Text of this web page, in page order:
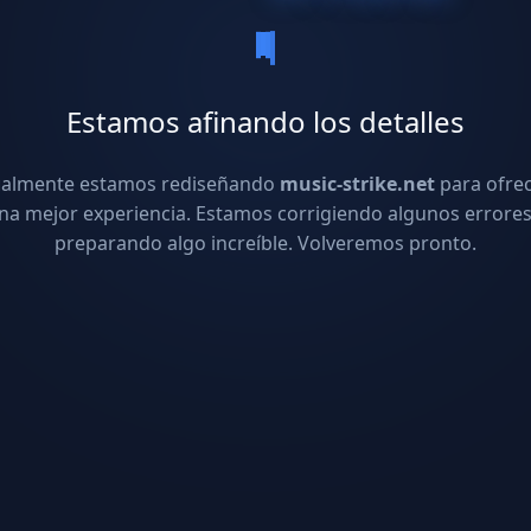
Estamos afinando los detalles
estamos rediseñando music-strike.net para
mejor experiencia. Estamos corrigiendo algunos
preparando algo increíble. Volveremos pronto.